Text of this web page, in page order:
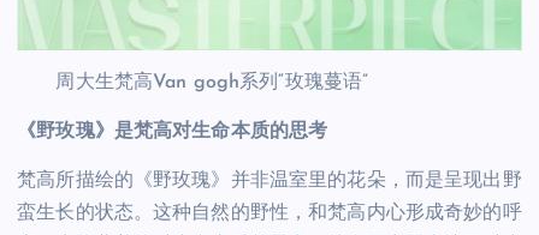
周大生梵高Van gogh系列“玫瑰蔓语”
《野玫瑰》是梵高对生命本质的思考
梵高所描绘的《野玫瑰》并非温室里的花朵，而是呈现出野
蛮生长的状态。这种自然的野性，和梵高内心形成奇妙的呼